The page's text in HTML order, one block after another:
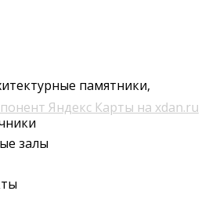
Яндекс Карты на xdan.ru
памятники,
залы